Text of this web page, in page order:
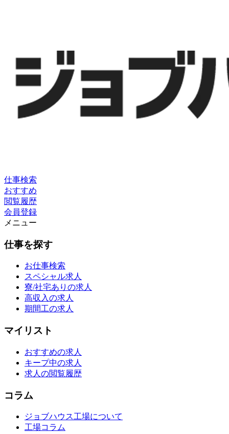
仕事検索
おすすめ
閲覧履歴
会員登録
メニュー
仕事を探す
お仕事検索
スペシャル求人
寮/社宅ありの求人
高収入の求人
期間工の求人
マイリスト
おすすめの求人
キープ中の求人
求人の閲覧履歴
コラム
ジョブハウス工場について
工場コラム